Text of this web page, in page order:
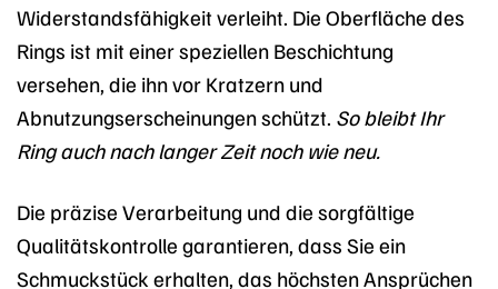
Widerstandsfähigkeit verleiht. Die Oberfläche des
Rings ist mit einer speziellen Beschichtung
versehen, die ihn vor Kratzern und
Abnutzungserscheinungen schützt. So bleibt Ihr
Ring auch nach langer Zeit noch wie neu.
Die präzise Verarbeitung und die sorgfältige
Qualitätskontrolle garantieren, dass Sie ein
Schmuckstück erhalten, das höchsten Ansprüchen